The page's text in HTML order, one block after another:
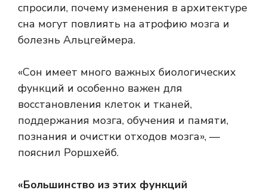
спросили, почему изменения в архитектуре
сна могут повлиять на атрофию мозга и
болезнь Альцгеймера.
«Сон имеет много важных биологических
функций и особенно важен для
восстановления клеток и тканей,
поддержания мозга, обучения и памяти,
познания и очистки отходов мозга», —
пояснил Роршхейб.
«Большинство из этих функций